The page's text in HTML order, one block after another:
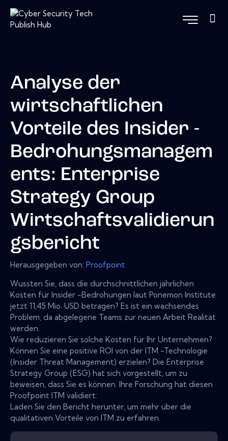
Analyse der
wirtschaftlichen
Vorteile des Insider -
Bedrohungsmanagem
ents: Enterprise
Strategy Group
Wirtschaftsvalidierun
gsbericht
Herausgegeben von: Proofpoint
Wussten Sie, dass die durchschnittlichen jährlichen
Kosten für Insider -Bedrohungen laut Ponemon Institute
jetzt 11,45 Mio. USD betragen? Es ist ein wachsendes
Problem, da abgelegene Teams zur neuen Arbeit Realität
werden.
Wie reduzieren Sie solche Kosten für Ihr Unternehmen?
Können Sie eine positive ROI von der ITM -Technologie
(Insider Threat Management) erzielen? Die Enterprise
Strategy Group (ESG) hat sich vorgestellt, um zu
beweisen, dass Sie es können. Ihre Forschung hat diesen
Proofpoint ITM validiert:
Laden Sie den Bericht herunter, um mehr über die
qualitativen Vorteile von ITM zu erfahren.